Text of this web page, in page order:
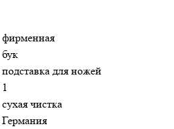
фирменная
бук
подставка для ножей
1
сухая чистка
Германия